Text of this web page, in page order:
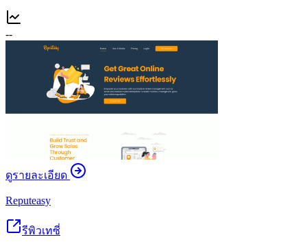
--
ดูรายละเอียด
Reputeasy
รีพิวเทซี่